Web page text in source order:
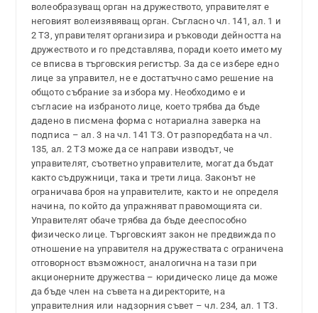
волеобразуващ орган на дружеството, управителят е
неговият волеизявяващ орган. Съгласно чл. 141, ал. 1 и
2 ТЗ, управителят организира и ръководи дейността на
дружеството и го представлява, поради което името му
се вписва в търговския регистър. За да се избере едно
лице за управител, не е достатъчно само решение на
общото събрание за избора му. Необходимо е и
съгласие на избраното лице, което трябва да бъде
дадено в писмена форма с нотариална заверка на
подписа – ал. 3 на чл. 141 ТЗ. От разпоредбата на чл.
135, ал. 2 ТЗ може да се направи изводът, че
управителят, съответно управителите, могат да бъдат
както съдружници, така и трети лица. Законът не
ограничава броя на управителите, както и не определя
начина, по който да упражняват правомощията си.
Управителят обаче трябва да бъде дееспособно
физическо лице. Търговският закон не предвижда по
отношение на управителя на дружествата с ограничена
отговорност възможност, аналогична на тази при
акционерните дружества – юридическо лице да може
да бъде член на съвета на директорите, на
управителния или надзорния съвет – чл. 234, ал. 1 ТЗ.